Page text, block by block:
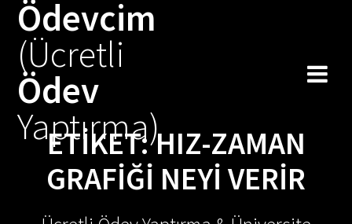
Ödevcim
(Ücretli
Ödev
Yaptırma)
ETIKET:HIZ-ZAMAN
GRAFIĞI NEYI VERIR